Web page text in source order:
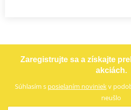
Zaregistrujte sa a získajte
akciách.
Súhlasím s posielaním noviniekv
neušlo